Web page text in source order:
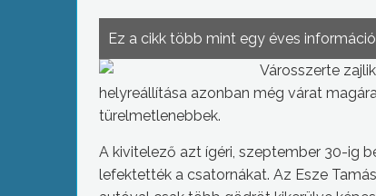
Ez a cikk több mint egy éves
Városszerte
helyreállítása azonban még várat
türelmetlenebbek.
A kivitelező azt ígéri, szeptember 30-ig
lefektették a csatornákat. Az Esze